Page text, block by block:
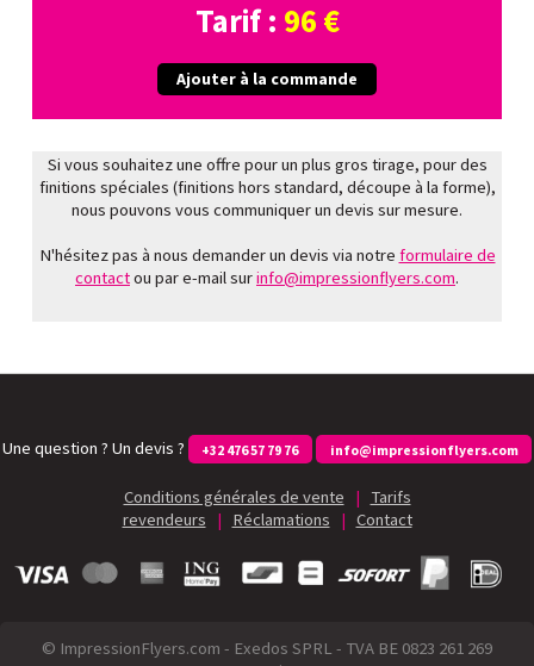
Tarif : 96 €
Ajouter à la commande
Si vous souhaitez une offre pour un plus gros tirage, pour des
finitions spéciales (finitions hors standard, découpe à la forme),
nous pouvons vous communiquer un devis sur mesure.
N'hésitez pas à nous demander un devis via notre formulaire de
contactou par e-mail surinfo@impressionflyers.com.
Une question ? Un devis ? +32 476 57 79 76 info@impressionflyers.com
Conditions générales de vente |
Tarifs
revendeurs
| Réclamations | Contact
© ImpressionFlyers.com - Exedos SPRL - TVA BE 0823 261 269